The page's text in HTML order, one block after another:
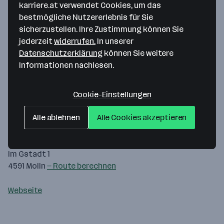
Map data ©2026 Google
Im Gstadt 1
4591 Molln — Route berechnen
Webseite
karriere.at verwendet Cookies, um das
bestmögliche Nutzererlebnis für Sie
sicherzustellen. Ihre Zustimmung können Sie
jederzeitwiderrufen. In unserer
Datenschutzerklärung können Sie weitere
Informationen nachlesen.
Cookie-Einstellungen
Alle ablehnen Alle Cookies akzeptieren